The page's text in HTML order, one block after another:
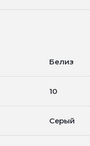
Белиз
10
Серый